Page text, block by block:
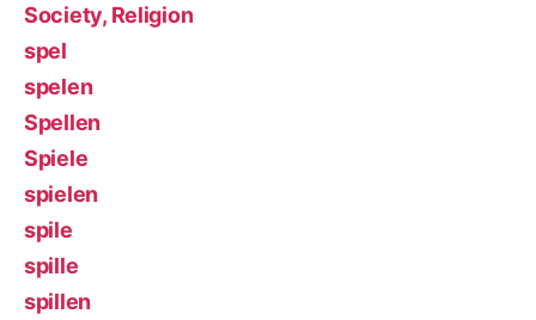
Society, Religion
spel
spelen
Spellen
Spiele
spielen
spile
spille
spillen